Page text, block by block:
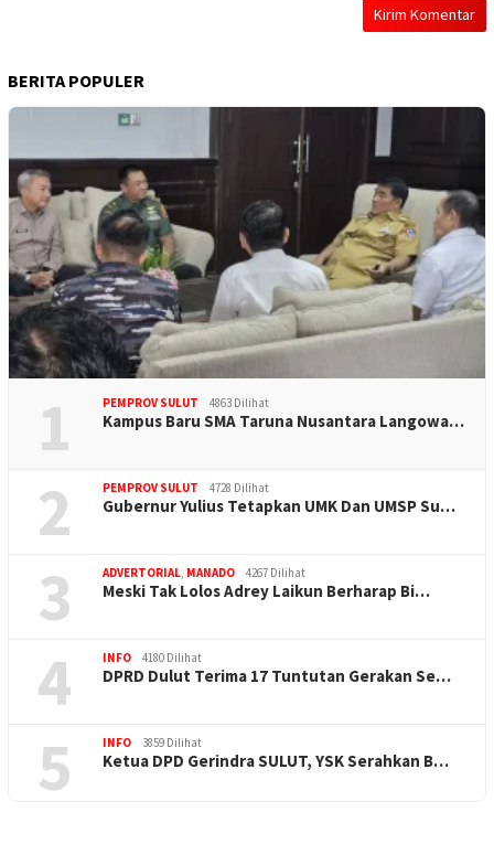
BERITA POPULER
1 PEMPROV SULUT 4863 Dilihat
Kampus Baru SMA Taruna Nusantara Langowa…
2 PEMPROV SULUT 4728 Dilihat
Gubernur Yulius Tetapkan UMK Dan UMSP Su…
3 ADVERTORIAL, MANADO 4267 Dilihat
Meski Tak Lolos Adrey Laikun Berharap Bi…
4 INFO 4180 Dilihat
DPRD Dulut Terima 17 Tuntutan Gerakan Se…
5 INFO 3859 Dilihat
Ketua DPD Gerindra SULUT, YSK Serahkan B…